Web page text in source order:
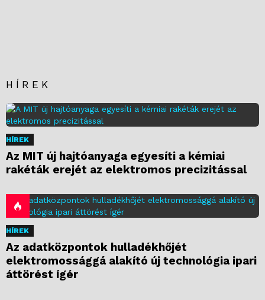
HÍREK
HÍREK
Az MIT új hajtóanyaga egyesíti a kémiai
rakéták erejét az elektromos precizitással
HÍREK
Az adatközpontok hulladékhőjét
elektromossággá alakító új technológia ipari
áttörést ígér